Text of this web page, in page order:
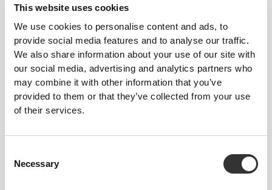
This website uses cookies
We use cookies to personalise content and ads, to
provide social media features and to analyse our traffic.
We also share information about your use of our site with
our social media, advertising and analytics partners who
may combine it with other information that you’ve
provided to them or that they’ve collected from your use
of their services.
Selection
Necessary